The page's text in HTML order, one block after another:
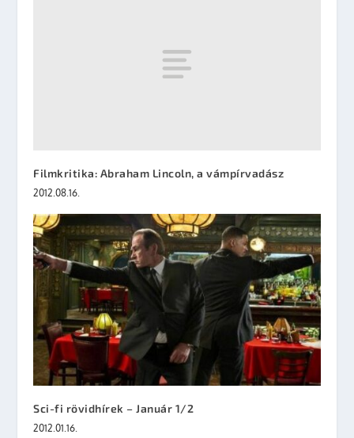
Filmkritika: Abraham Lincoln, a vámpírvadász
2012.08.16.
Sci-fi rövidhírek – Január 1/2
2012.01.16.